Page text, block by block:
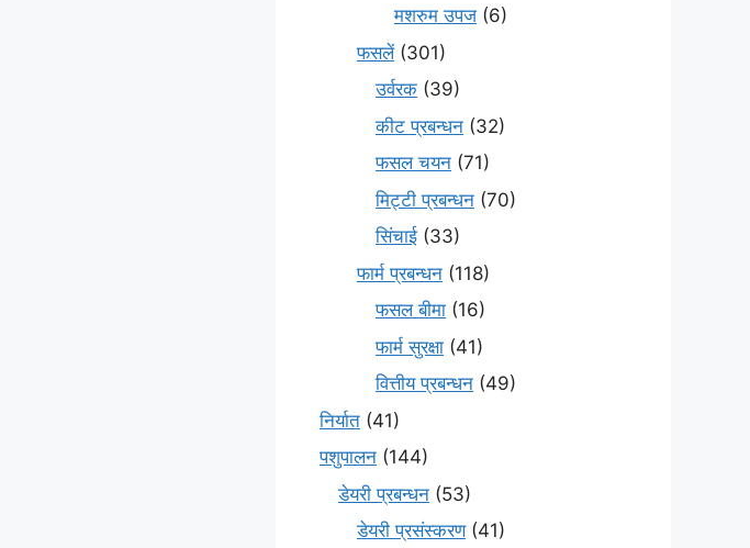
मशरुम उपज (6)
फसलें(301)
उर्वरक (39)
कीट प्रबन्धन (32)
फसल चयन (71)
मि‌ट्टी प्रबन्धन (70)
सिंचाई (33)
फार्म प्रबन्धन (118)
फसल बीमा (16)
फार्म सुरक्षा (41)
वित्तीय प्रबन्धन (49)
निर्यात (41)
पशुपालन (144)
डेयरी प्रबन्धन (53)
डेयरी प्रसंस्करण(41)